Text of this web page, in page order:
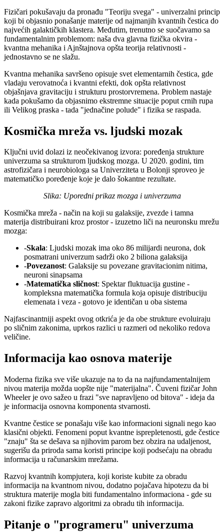
Fizičari pokušavaju da pronađu "Teoriju svega" - univerzalni princip
koji bi objasnio ponašanje materije od najmanjih kvantnih čestica do
najvećih galaktičkih klastera. Međutim, trenutno se suočavamo sa
fundamentalnim problemom: naša dva glavna fizička okvira -
kvantna mehanika i Ajnštajnova opšta teorija relativnosti -
jednostavno se ne slažu.
Kvantna mehanika savršeno opisuje svet elementarnih čestica, gde
vladaju verovatnoća i kvantni efekti, dok opšta relativnost
objašnjava gravitaciju i strukturu prostorvremena. Problem nastaje
kada pokušamo da objasnimo ekstremne situacije poput crnih rupa
ili Velikog praska - tada "jednačine polude" i fizika se raspada.
Kosmička mreža vs. ljudski mozak
Ključni uvid dolazi iz neočekivanog izvora: poređenja strukture
univerzuma sa strukturom ljudskog mozga. U 2020. godini, tim
astrofizičara i neurobiologa sa Univerziteta u Bolonji sproveo je
matematičko poređenje koje je dalo šokantne rezultate.
Slika: Uporedni prikaz mozga i univerzuma
Kosmička mreža - način na koji su galaksije, zvezde i tamna
materija distribuirani kroz prostor - izuzetno liči na neuronsku mrežu
mozga:
-Skala: Ljudski mozak ima oko 86 milijardi neurona, dok
posmatrani univerzum sadrži oko 2 biliona galaksija
-Povezanost: Galaksije su povezane gravitacionim nitima,
neuroni sinapsama
-Matematička sličnost: Spektar fluktuacija gustine -
kompleksna matematička formula koja opisuje distribuciju
elemenata i veza - gotovo je identičan u oba sistema
Najfascinantniji aspekt ovog otkrića je da obe strukture evoluiraju
po sličnim zakonima, uprkos razlici u razmeri od nekoliko redova
veličine.
Informacija kao osnova materije
Moderna fizika sve više ukazuje na to da na najfundamentalnijem
nivou materija možda uopšte nije "materijalna". Čuveni fizičar John
Wheeler je ovo sažeo u frazi "sve napravljeno od bitova" - ideja da
je informacija osnovna komponenta stvarnosti.
Kvantne čestice se ponašaju više kao informacioni signali nego kao
klasični objekti. Fenomeni poput kvantne isprepletenosti, gde čestice
"znaju" šta se dešava sa njihovim parom bez obzira na udaljenost,
sugerišu da priroda sama koristi principe koji podsećaju na obradu
informacija u računarskim mrežama.
Razvoj kvantnih kompjutera, koji koriste kubite za obradu
informacija na kvantnom nivou, dodatno pojačava hipotezu da bi
struktura materije mogla biti fundamentalno informaciona - gde su
zakoni fizike zapravo algoritmi za obradu tih informacija.
Pitanje o "programeru" univerzuma